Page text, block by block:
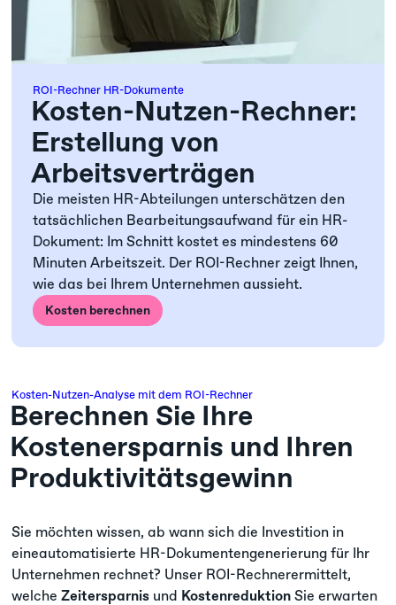
ROI-Rechner HR-Dokumente
Kosten-Nutzen-Rechner:
Erstellung von
Arbeitsverträgen
Die meisten HR-Abteilungen unterschätzen den
tatsächlichen Bearbeitungsaufwand für ein HR-
Dokument: Im Schnitt kostet es mindestens 60
Minuten Arbeitszeit. Der ROI-Rechner zeigt Ihnen,
wie das bei Ihrem Unternehmen aussieht.
Kosten berechnen
Kosten-Nutzen-Analyse mit dem ROI-Rechner
Berechnen Sie Ihre
Kostenersparnis und Ihren
Produktivitätsgewinn
Sie möchten wissen, ab wann sich die Investition in
eineautomatisierte HR-Dokumentengenerierung für Ihr
Unternehmen rechnet? Unser ROI-Rechnerermittelt,
welcheZeitersparnis und Kostenreduktion Sie erwarten